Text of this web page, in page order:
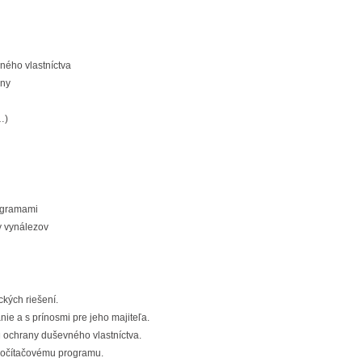
vlastníctva
vynálezov
riešení.
a s prínosmi pre jeho majiteľa.
duševného vlastníctva.
programu.